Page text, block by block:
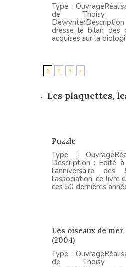
Type :
de Thoisy
dresse le bilan des
acquises sur la
1 2 3 »
Les plaquettes,
Puzzle
Type :
Description : Edité
l'anniversaire
l'association, ce livre
ces 50 dernières
Les oiseaux de mer
(2004)
Type :
de Thoisy